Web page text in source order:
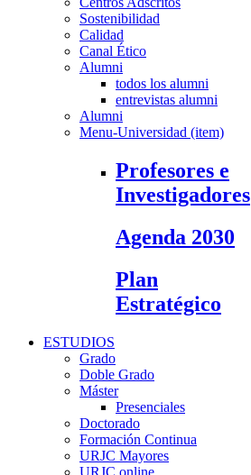
Sostenibilidad
Calidad
Canal Ético
Alumni
todos los alumni
entrevistas alumni
Alumni
Menu-Universidad (item)
Profesores e
Investigadores
Agenda 2030
Plan
Estratégico
ESTUDIOS
Grado
Doble Grado
Máster
Presenciales
Doctorado
Formación Continua
URJC Mayores
URJC online